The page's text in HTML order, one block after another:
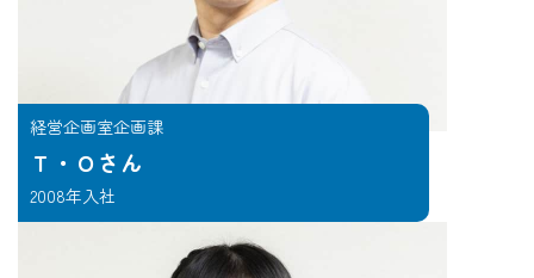
経営企画室企画課
Ｔ・Ｏさん
2008年入社